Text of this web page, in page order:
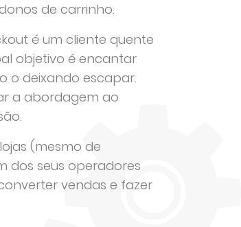
de carrinho.
é um cliente quente
objetivo é encantar
o deixando escapar.
a abordagem ao
(mesmo de
dos seus operadores
vendas e fazer